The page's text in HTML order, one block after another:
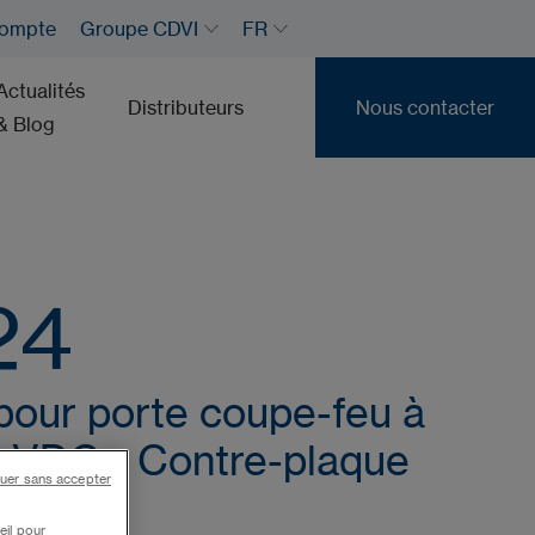
Groupe CDVI FR
Blog
Distributeurs Nous contacter
porte coupe-feu à
- Contre-plaque
pour
sans accepter